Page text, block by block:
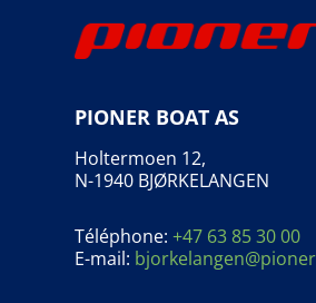
PIONER BOAT AS
Holtermoen 12,
N-1940 BJØRKELANGEN
Téléphone:+47 63 85 30 00
E-mail: